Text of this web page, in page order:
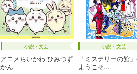
小説・文芸
アニメちいかわ ひみつず
かん
小説・文芸
「ミステリーの館
ようこそ...